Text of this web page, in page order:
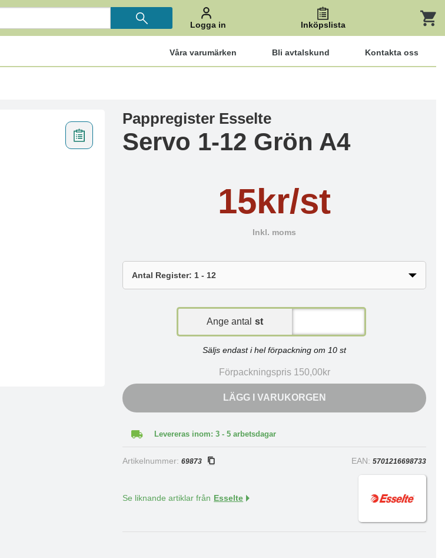
Logga in Inköpslista
Våra varumärken Bli avtalskund Kontakta oss
Pappregister Esselte
Servo 1-12 Grön A4
15kr/st
Inkl. moms
Ange antal st
Säljs endast i hel förpackning om 10 st
Förpackningspris 150,00kr
LÄGG I VARUKORGEN
Levereras inom: 3 - 5 arbetsdagar
Artikelnummer:69873 EAN: 5701216698733
Se liknande artiklar från Esselte